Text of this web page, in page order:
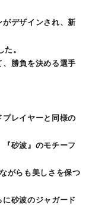
デザインされ、新
。
勝負を決める選手
レイヤーと同様の
砂波』のモチーフ
がらも美しさを保つ
砂波のジャガード